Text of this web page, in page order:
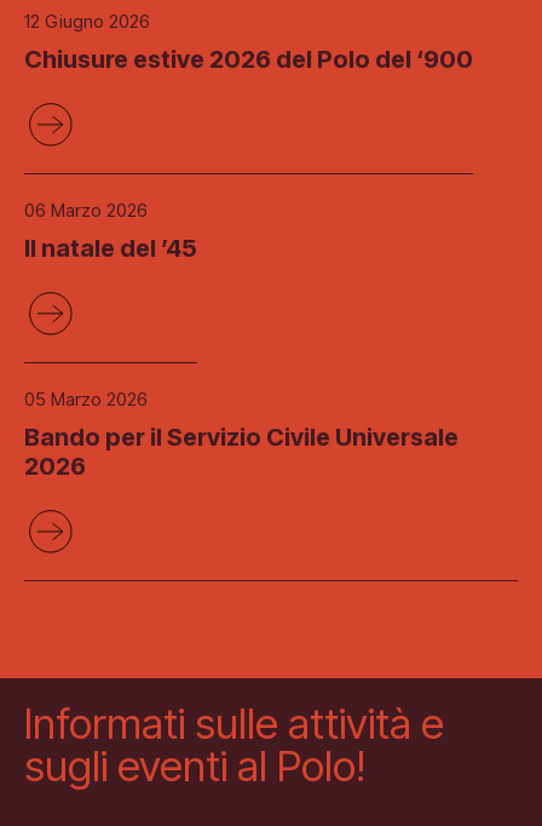
12 Giugno 2026
Chiusure estive 2026 del Polo del ‘900
06 Marzo 2026
Il natale del ’45
05 Marzo 2026
Bando per il Servizio Civile Universale
2026
Informati sulle attività e
sugli eventi al Polo!